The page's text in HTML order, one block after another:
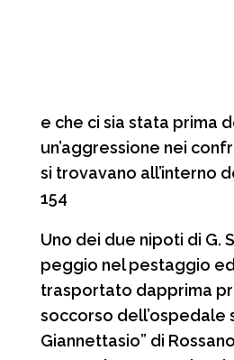
e che ci sia stata prima
un’aggressione nei
si trovavano all’interno
154
Uno dei due nipoti di G.
peggio nel pestaggio
trasportato dapprima
soccorso dell’ospedale
Giannettasio” di